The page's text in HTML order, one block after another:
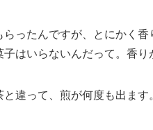
らったんですが、とにかく
はいらないんだって。香り
違って、煎が何度も出ます